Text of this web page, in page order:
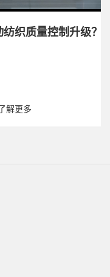
控制升级？